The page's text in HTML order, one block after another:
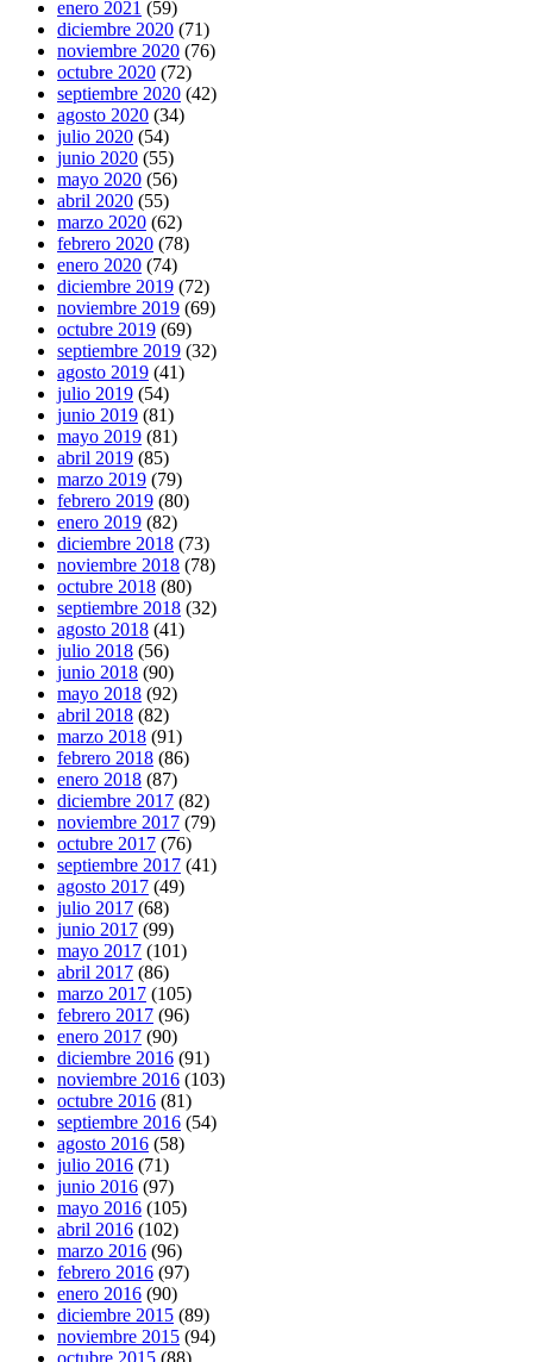
enero 2021 (59)
diciembre 2020 (71)
noviembre 2020 (76)
octubre 2020 (72)
septiembre 2020 (42)
agosto 2020 (34)
julio 2020 (54)
junio 2020 (55)
mayo 2020 (56)
abril 2020 (55)
marzo 2020 (62)
febrero 2020 (78)
enero 2020 (74)
diciembre 2019 (72)
noviembre 2019 (69)
octubre 2019 (69)
septiembre 2019 (32)
agosto 2019 (41)
julio 2019 (54)
junio 2019 (81)
mayo 2019 (81)
abril 2019 (85)
marzo 2019 (79)
febrero 2019 (80)
enero 2019 (82)
diciembre 2018 (73)
noviembre 2018 (78)
octubre 2018 (80)
septiembre 2018 (32)
agosto 2018 (41)
julio 2018 (56)
junio 2018 (90)
mayo 2018 (92)
abril 2018 (82)
marzo 2018 (91)
febrero 2018 (86)
enero 2018 (87)
diciembre 2017 (82)
noviembre 2017 (79)
octubre 2017 (76)
septiembre 2017 (41)
agosto 2017 (49)
julio 2017 (68)
junio 2017 (99)
mayo 2017 (101)
abril 2017 (86)
marzo 2017 (105)
febrero 2017 (96)
enero 2017 (90)
diciembre 2016 (91)
noviembre 2016 (103)
octubre 2016 (81)
septiembre 2016 (54)
agosto 2016 (58)
julio 2016 (71)
junio 2016 (97)
mayo 2016 (105)
abril 2016 (102)
marzo 2016 (96)
febrero 2016 (97)
enero 2016 (90)
diciembre 2015 (89)
noviembre 2015 (94)
octubre 2015 (88)